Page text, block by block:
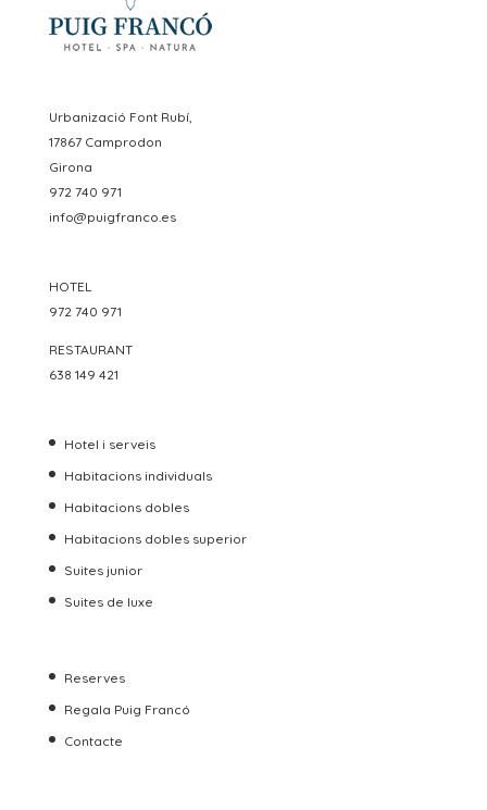
Urbanizació Font Rubí,
17867 Camprodon
Girona
972 740 971
info@puigfranco.es
HOTEL
972 740 971
RESTAURANT
638 149 421
Hotel i serveis
Habitacions individuals
Habitacions dobles
Habitacions dobles superior
Suites junior
Suites de luxe
Reserves
Regala Puig Francó
Contacte